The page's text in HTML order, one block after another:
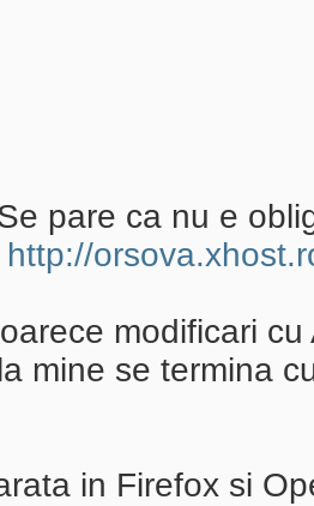
pare ca nu e
http://
modificari
mine se termina
in Firefox si